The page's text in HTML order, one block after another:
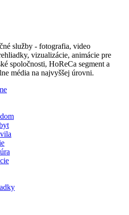
služby - fotografia, video
vizualizácie, animácie pre
spoločnosti, HoReCa segment a
média na najvyššej úrovni.